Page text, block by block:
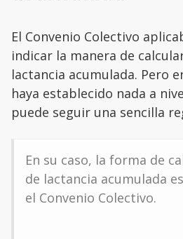
El Convenio Colectivo
indicar la manera de
lactancia acumulada. Pero
haya establecido nada a
puede seguir una sencilla
En su caso, la forma de
de lactancia acumulada
el Convenio Colectivo.